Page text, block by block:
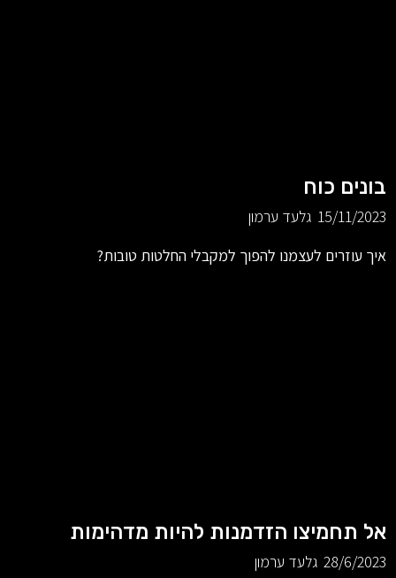
בונים כוח
15/11/2023 גלעד ערמון
איך עוזרים לעצמנו להפוך למקבלי החלטות טובות?
אל תחמיצו הזדמנות להיות מדהימות
28/6/2023 גלעד ערמון